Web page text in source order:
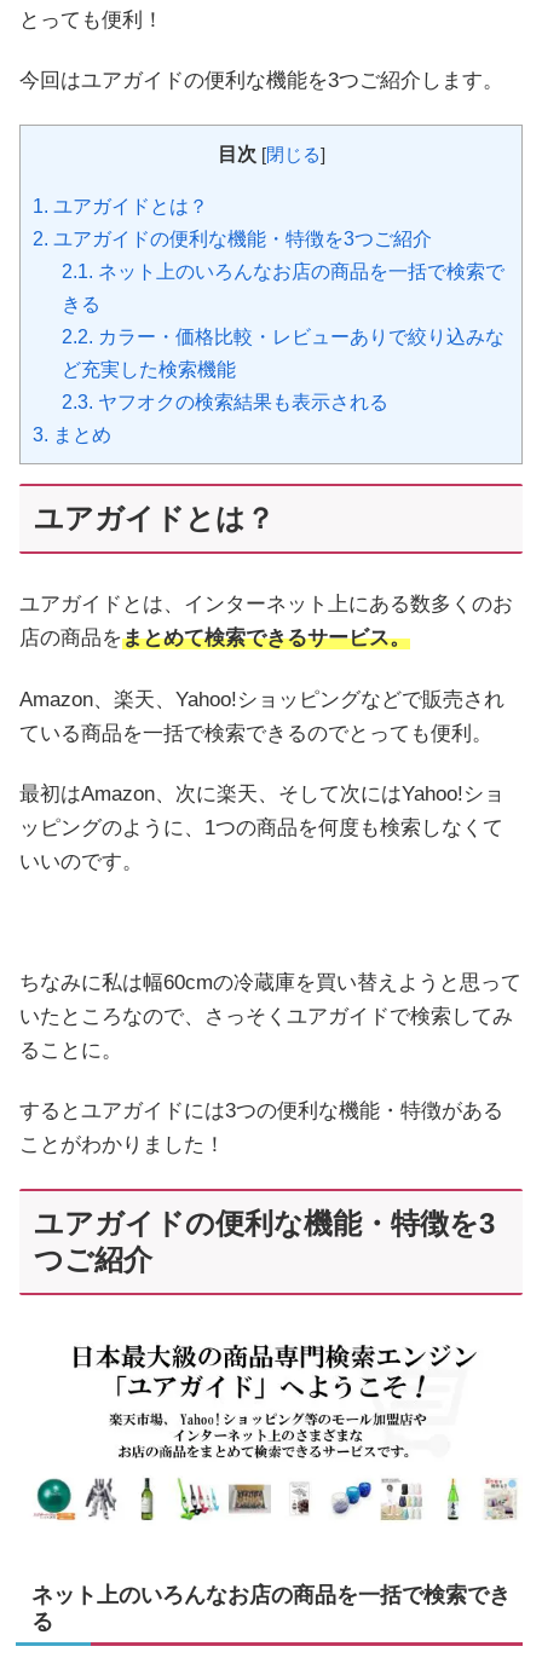
とっても便利！
今回はユアガイドの便利な機能を3つご紹介します。
目次 [閉じる]
1. ユアガイドとは？
2. ユアガイドの便利な機能・特徴を3つご紹介
2.1. ネット上のいろんなお店の商品を一括で検索で
きる
2.2. カラー・価格比較・レビューありで絞り込みな
ど充実した検索機能
2.3. ヤフオクの検索結果も表示される
3. まとめ
ユアガイドとは？
ユアガイドとは、インターネット上にある数多くのお
店の商品をまとめて検索できるサービス。
Amazon、楽天、Yahoo!ショッピングなどで販売され
ている商品を一括で検索できるのでとっても便利。
最初はAmazon、次に楽天、そして次にはYahoo!ショ
ッピングのように、1つの商品を何度も検索しなくて
いいのです。
ちなみに私は幅60cmの冷蔵庫を買い替えようと思って
いたところなので、さっそくユアガイドで検索してみ
ることに。
するとユアガイドには3つの便利な機能・特徴がある
ことがわかりました！
ユアガイドの便利な機能・特徴を3
つご紹介
ネット上のいろんなお店の商品を一括で検索でき
る